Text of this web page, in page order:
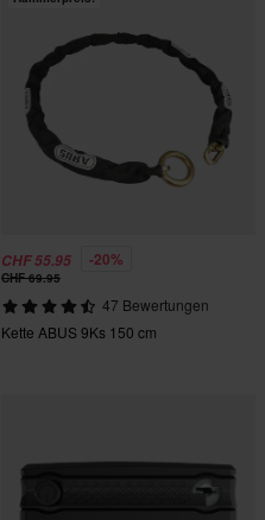
CHF 55.95 -20%
CHF 69.95
47 Bewertungen
Kette ABUS 9Ks 150 cm